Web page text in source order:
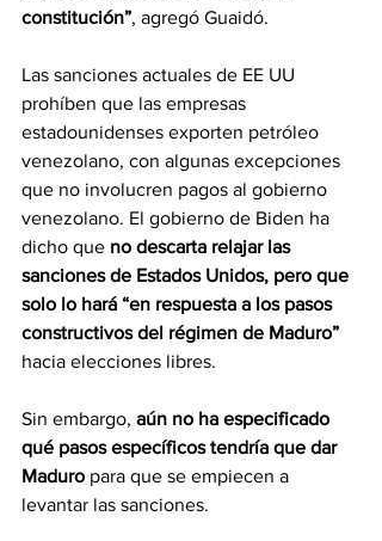
constitución”, agregó Guaidó.
Las sanciones actuales de EE UU
prohíben que las empresas
estadounidenses exporten petróleo
venezolano, con algunas excepciones
que no involucren pagos al gobierno
venezolano. El gobierno de Biden ha
dicho que no descarta relajar las
sanciones de Estados Unidos, pero que
solo lo hará “en respuesta a los pasos
constructivos del régimen de Maduro”
hacia elecciones libres.
Sin embargo, aún no ha especificado
qué pasos específicos tendría que dar
Maduro para que se empiecen a
levantar las sanciones.